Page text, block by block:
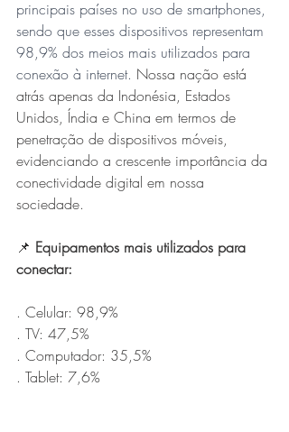
principais países no uso de smartphones,
sendo que esses dispositivos representam
98,9% dos meios mais utilizados para
conexão à internet. Nossa nação está
atrás apenas da Indonésia, Estados
Unidos, Índia e China em termos de
penetração de dispositivos móveis,
evidenciando a crescente importância da
conectividade digital em nossa
sociedade.
📌 Equipamentos mais utilizados para
conectar:
. Celular: 98,9%
. TV: 47,5%
. Computador: 35,5%
. Tablet: 7,6%